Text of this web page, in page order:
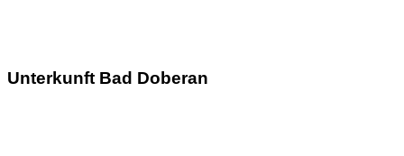
Unterkunft Bad Doberan